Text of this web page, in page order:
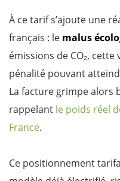
À ce tarif s’ajoute une
français : le malus
émissions de CO₂, cette
pénalité pouvant
La facture grimpe alors
rappelant le poids réel
France.
Ce positionnement